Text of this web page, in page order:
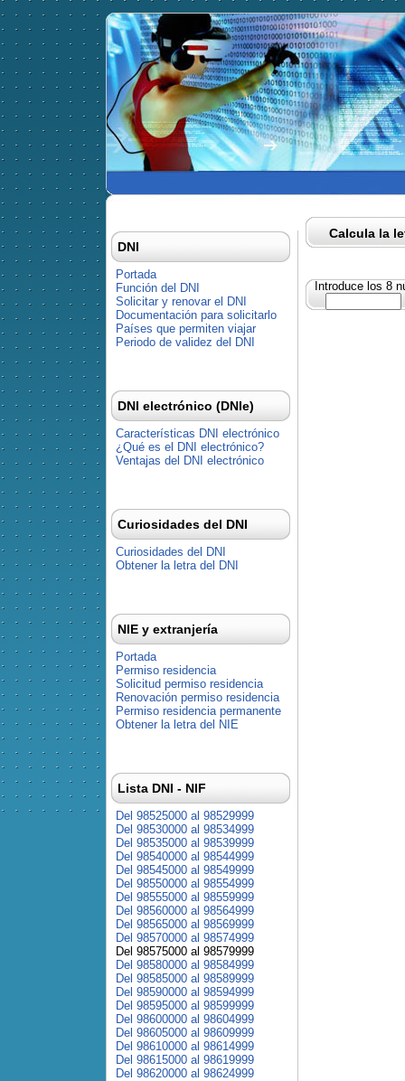
Calcula la
Introduce los 8
DNI
Portada
Función del DNI
Solicitar y renovar el DNI
Documentación para solicitarlo
Países que permiten viajar
Periodo de validez del DNI
DNI electrónico (DNIe)
Características DNI electrónico
¿Qué es el DNI electrónico?
Ventajas del DNI electrónico
Curiosidades del DNI
Curiosidades del DNI
Obtener la letra del DNI
NIE y extranjería
Portada
Permiso residencia
Solicitud permiso residencia
Renovación permiso residencia
Permiso residencia permanente
Obtener la letra del NIE
Lista DNI - NIF
Del 98525000 al 98529999
Del 98530000 al 98534999
Del 98535000 al 98539999
Del 98540000 al 98544999
Del 98545000 al 98549999
Del 98550000 al 98554999
Del 98555000 al 98559999
Del 98560000 al 98564999
Del 98565000 al 98569999
Del 98570000 al 98574999
Del 98575000 al 98579999
Del 98580000 al 98584999
Del 98585000 al 98589999
Del 98590000 al 98594999
Del 98595000 al 98599999
Del 98600000 al 98604999
Del 98605000 al 98609999
Del 98610000 al 98614999
Del 98615000 al 98619999
Del 98620000 al 98624999